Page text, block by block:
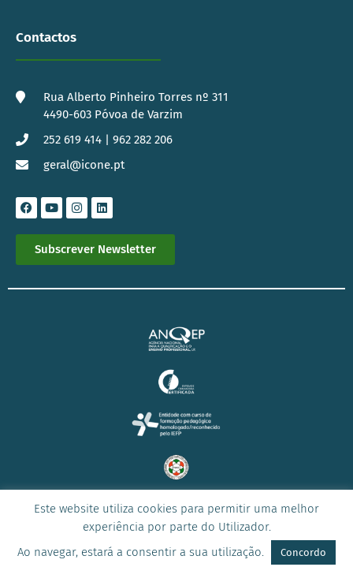
Contactos
Rua Alberto Pinheiro Torres nº 311
4490-603 Póvoa de Varzim
252 619 414 | 962 282 206
geral@icone.pt
Subscrever Newsletter
© 2023 Todos os direitos reservados –ICONE
Este website utiliza cookies para permitir uma melhor
experiência por parte do Utilizador.
Ao navegar, estará a consentir a sua utilização.
Concordo